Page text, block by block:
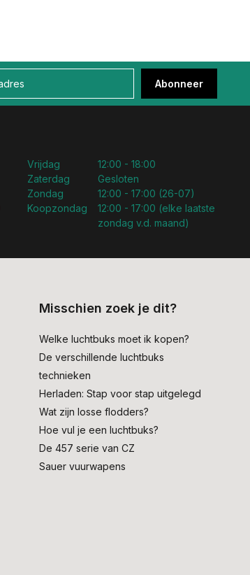
Abonneer
Vrijdag
Zaterdag
Zondag
Koopzondag
12:00 - 18:00
Gesloten
12:00 - 17:00 (26-07)
12:00 - 17:00 (elke laatste
zondag v.d. maand)
Misschien zoek je dit?
Welke luchtbuks moet ik kopen?
De verschillende luchtbuks
technieken
Herladen: Stap voor stap uitgelegd
Wat zijn losse flodders?
Hoe vul je een luchtbuks?
De 457 serie van CZ
Sauer vuurwapens